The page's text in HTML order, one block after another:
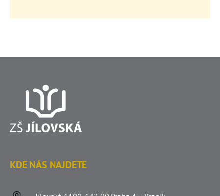
KDE NÁS NAJDETE